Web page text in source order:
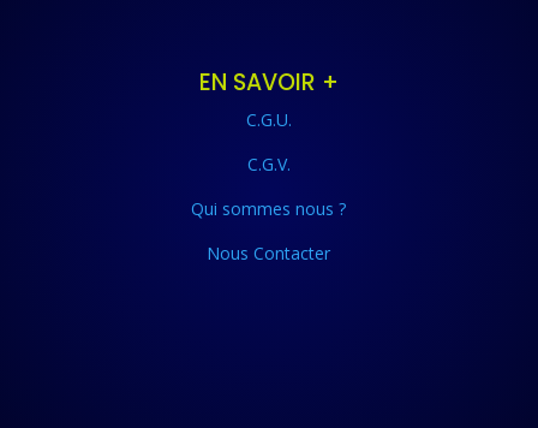
EN SAVOIR +
C.G.U.
C.G.V.
Qui sommes nous ?
Nous Contacter